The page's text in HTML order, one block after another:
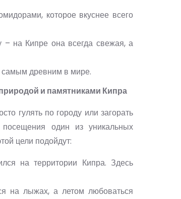
которое вкуснее всего
– на Кипре она всегда свежая, а
самым древним в мире.
и памятниками Кипра
гулять по городу или загорать
один из уникальных
цели подойдут:
на территории Кипра. Здесь
на лыжах, а летом любоваться